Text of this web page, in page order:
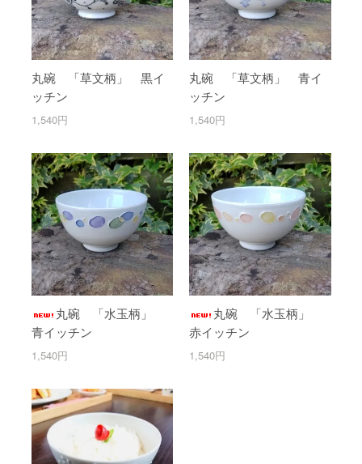
丸碗 「草文柄」 黒イ
ッチン
1,540円
丸碗 「草文柄」 青イ
ッチン
1,540円
丸碗 「水玉柄」
青イッチン
1,540円
丸碗 「水玉柄」
赤イッチン
1,540円